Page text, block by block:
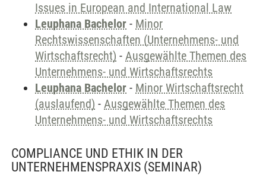
Issues in European and International Law
Leuphana Bachelor - Minor
Rechtswissenschaften (Unternehmens- und
Wirtschaftsrecht) - Ausgewählte Themen des
Unternehmens- und Wirtschaftsrechts
Leuphana Bachelor - Minor Wirtschaftsrecht
(auslaufend) - Ausgewählte Themen des
Unternehmens- und Wirtschaftsrechts
COMPLIANCE UND ETHIK IN DER
UNTERNEHMENSPRAXIS (SEMINAR)